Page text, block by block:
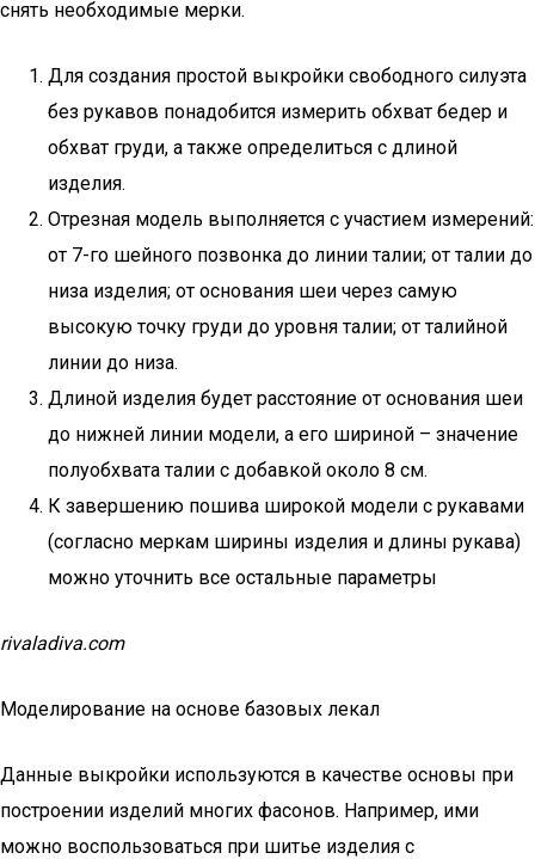
снять необходимые мерки.
Для создания простой выкройки свободного силуэта
без рукавов понадобится измерить обхват бедер и
обхват груди, а также определиться с длиной
изделия.
Отрезная модель выполняется с участием измерений:
от 7-го шейного позвонка до линии талии; от талии до
низа изделия; от основания шеи через самую
высокую точку груди до уровня талии; от талийной
линии до низа.
Длиной изделия будет расстояние от основания шеи
до нижней линии модели, а его шириной – значение
полуобхвата талии с добавкой около 8 см.
К завершению пошива широкой модели с рукавами
(согласно меркам ширины изделия и длины рукава)
можно уточнить все остальные параметры
rivaladiva.com
Моделирование на основе базовых лекал
Данные выкройки используются в качестве основы при
построении изделий многих фасонов. Например, ими
можно воспользоваться при шитье изделия с